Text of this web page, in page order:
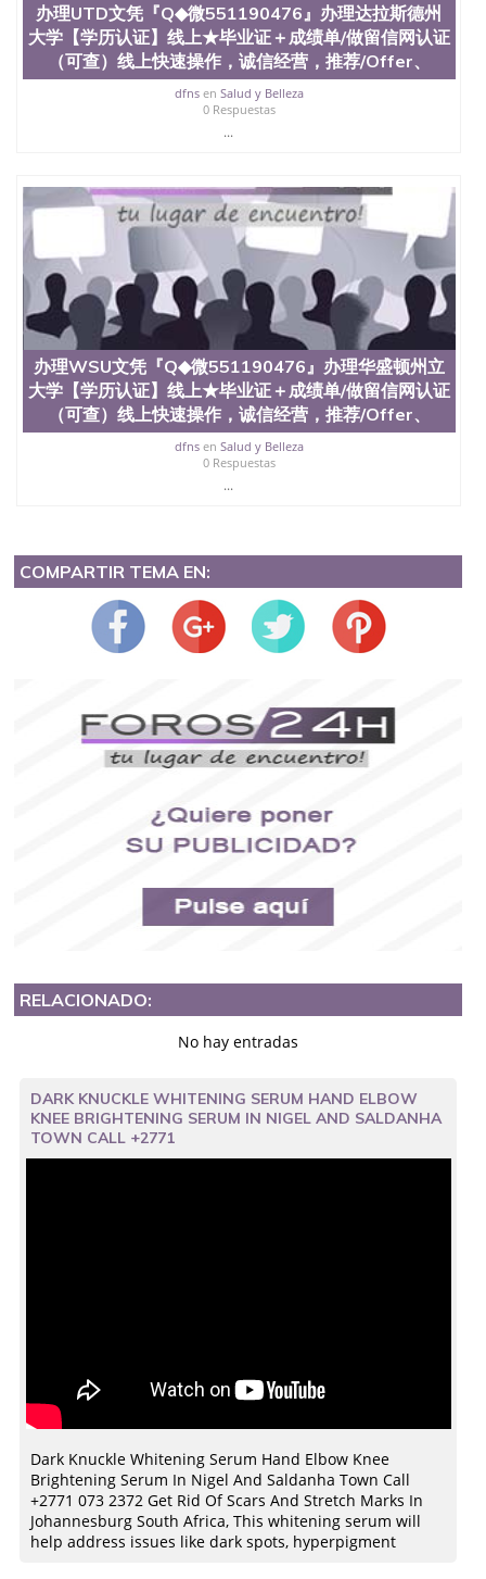
办理UTD文凭『Q◆微551190476』办理达拉斯德州
大学【学历认证】线上★毕业证＋成绩单/做留信网认证
（可查）线上快速操作，诚信经营，推荐/Offer、
dfnsen Salud y Belleza
0 Respuestas
...
办理WSU文凭『Q◆微551190476』办理华盛顿州立
大学【学历认证】线上★毕业证＋成绩单/做留信网认证
（可查）线上快速操作，诚信经营，推荐/Offer、
dfnsen Salud y Belleza
0 Respuestas
...
COMPARTIR TEMA EN:
RELACIONADO:
No hay entradas
DARK KNUCKLE WHITENING SERUM HAND ELBOW
KNEE BRIGHTENING SERUM IN NIGEL AND SALDANHA
TOWN CALL +2771
Dark Knuckle Whitening Serum Hand Elbow Knee
Brightening Serum In Nigel And Saldanha Town Call
+2771 073 2372 Get Rid Of Scars And Stretch Marks In
Johannesburg South Africa, This whitening serum will
help address issues like dark spots, hyperpigment